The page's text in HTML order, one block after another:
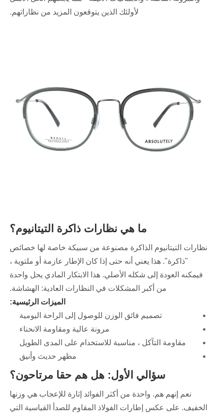
لأولئك الذين يتوقعون المزيد من نظاراتهم.
ما هي نظارات ذاكرة التيتانيوم؟
نظارات التيتانيوم الذاكرة مصنوعة من سبيكة خاصة لها خصائص
"ذاكرة". هذا يعني أنه حتى إذا كان الإطار عازمة أو ملتوية ،
فيمكنه العودة إلى شكله الأصلي. هذا الابتكار المادي يحل واحدة
من أكبر المشكلات في النظارات العادية: الهشاشة.
الميزات الرئيسية:
تصميم فائق الوزن للوصول إلى الراحة اليومية
مرونة عالية ومقاومة الانحناء
مقاومة التآكل ، مناسبة للاستخدام على المدى الطويل
مظهر حديث وأنيق
سؤالي الأول: هل هم حقا مرتاحون؟
نعم إنهم هم. واحدة من أكثر الفوائد إثارة للإعجاب هي وزنها
الخفيف. على عكس إطارات الفولاذ المقاوم للصدأ القياسية التي